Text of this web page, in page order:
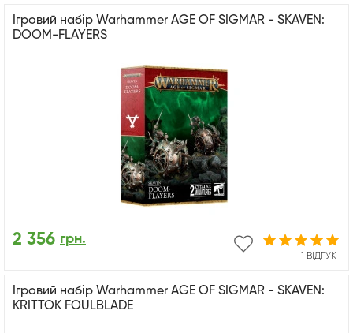
Ігровий набір Warhammer AGE OF SIGMAR - SKAVEN:
DOOM-FLAYERS
1 ВІДГУК
2 356 грн.
Ігровий набір Warhammer AGE OF SIGMAR - SKAVEN:
KRITTOK FOULBLADE